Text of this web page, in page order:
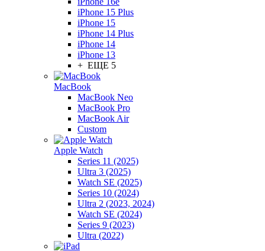
iPhone 15 Plus
iPhone 15
iPhone 14 Plus
iPhone 14
iPhone 13
+ ЕЩЕ 5
MacBook
MacBook Neo
MacBook Pro
MacBook Air
Custom
Apple Watch
Series 11 (2025)
Ultra 3 (2025)
Watch SE (2025)
Series 10 (2024)
Ultra 2 (2023, 2024)
Watch SE (2024)
Series 9 (2023)
Ultra (2022)